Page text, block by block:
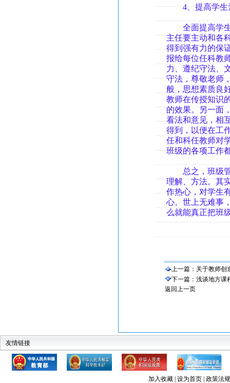
4、提高学生
全面提高学生
主任要主动和各
得到强有力的保
报给每位任科教
力、遵纪守法、
守法，尊敬老师
般，思想素质良
教师在传授知识
的效果。另一面
看法和意见，相
得到，以便在工
任和科任教师对
班级的各项工作
总之，班级管
理解、方法。其
作热心，对学生
心。世上无难事
么就能真正把班
上一篇： 关于教师创
下一篇： 浅谈地方课
返回上一页
友情链接
教育部
科技部 建设部 中华人民共和国监察部
全国高教工委素
中国教育
加入收藏| 设为首页| 政策法规